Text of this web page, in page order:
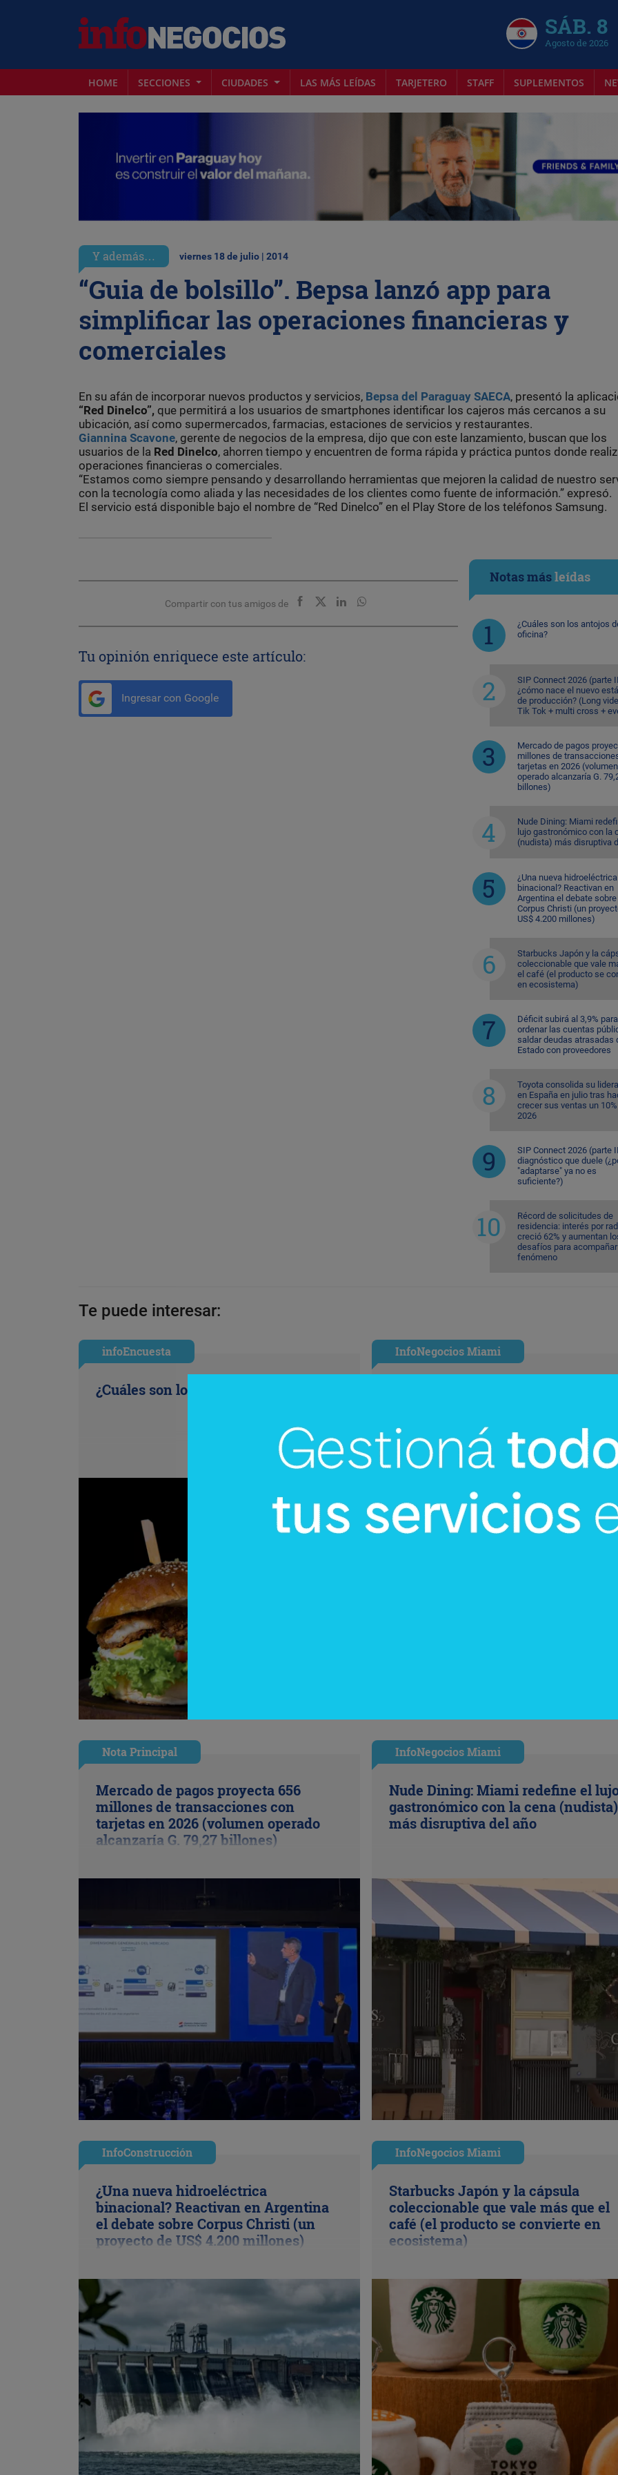
SÁB. 8
Agosto de 2026
HOME SECCIONES CIUDADES LAS MÁS LEÍDAS TARJETERO STAFF SUPLEMENTOS
Y además… viernes 18 de julio | 2014
“Guia de bolsillo”. Bepsa lanzó app para
simplificar las operaciones financieras y
comerciales
En su afán de incorporar nuevos productos y servicios, Bepsa del Paraguay SAECA, presentó la
“Red Dinelco”, que permitirá a los usuarios de smartphones identificar los cajeros más cercanos a su
ubicación, así como supermercados, farmacias, estaciones de servicios y restaurantes.
Giannina Scavone, gerente de negocios de la empresa, dijo que con este lanzamiento, buscan que los
usuarios de la Red Dinelco, ahorren tiempo y encuentren de forma rápida y práctica puntos donde
operaciones financieras o comerciales.
“Estamos como siempre pensando y desarrollando herramientas que mejoren la calidad de nuestro
con la tecnología como aliada y las necesidades de los clientes como fuente de información.” expresó.
El servicio está disponible bajo el nombre de “Red Dinelco” en el Play Store de los teléfonos Samsung.
Compartir con tus amigos de
Tu opinión enriquece este artículo:
Ingresar con Google
Notas másleídas
¿Cuáles son los antojos
oficina?
SIP Connect 2026 (parte
¿cómo nace el nuevo
de producción? (Long
Tik Tok + multi cross +
Mercado de pagos
millones de
tarjetas en 2026 (volumen
operado alcanzaría G.
billones)
Nude Dining: Miami
lujo gastronómico con la
(nudista) más disruptiva
¿Una nueva hidroeléctrica
binacional? Reactivan en
Argentina el debate sobre
Corpus Christi (un
US$ 4.200 millones)
Starbucks Japón y la
coleccionable que vale
el café (el producto se
en ecosistema)
Déficit subirá al 3,9% para
ordenar las cuentas
saldar deudas atrasadas
Estado con proveedores
Toyota consolida su
en España en julio tras
crecer sus ventas un
2026
SIP Connect 2026 (parte
diagnóstico que duele
"adaptarse" ya no es
suficiente?)
Récord de solicitudes de
residencia: interés por
creció 62% y aumentan
desafíos para
fenómeno
Te puede interesar:
infoEncuesta
¿Cuáles son los antojos de la oficina?
InfoNegocios Miami
producción? (Long video + Tik Tok
multi cross + eventos)
Nota Principal
Mercado de pagos proyecta 656
millones de transacciones con
tarjetas en 2026 (volumen operado
alcanzaría G. 79,27 billones)
InfoNegocios Miami
Nude Dining: Miami redefine el
gastronómico con la cena (nudista)
más disruptiva del año
InfoConstrucción
¿Una nueva hidroeléctrica
binacional? Reactivan en Argentina
el debate sobre Corpus Christi (un
proyecto de US$ 4.200 millones)
InfoNegocios Miami
Starbucks Japón y la cápsula
coleccionable que vale más que el
café (el producto se convierte en
ecosistema)